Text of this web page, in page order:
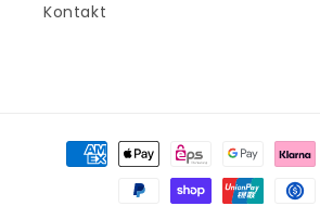
Kontakt
Zahlungsmethoden